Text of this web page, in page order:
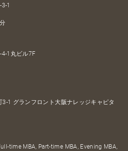
1
1丸ビル7F
1 グランフロント大阪ナレッジキャピタ
time MBA, Part-time MBA, Evening MBA,